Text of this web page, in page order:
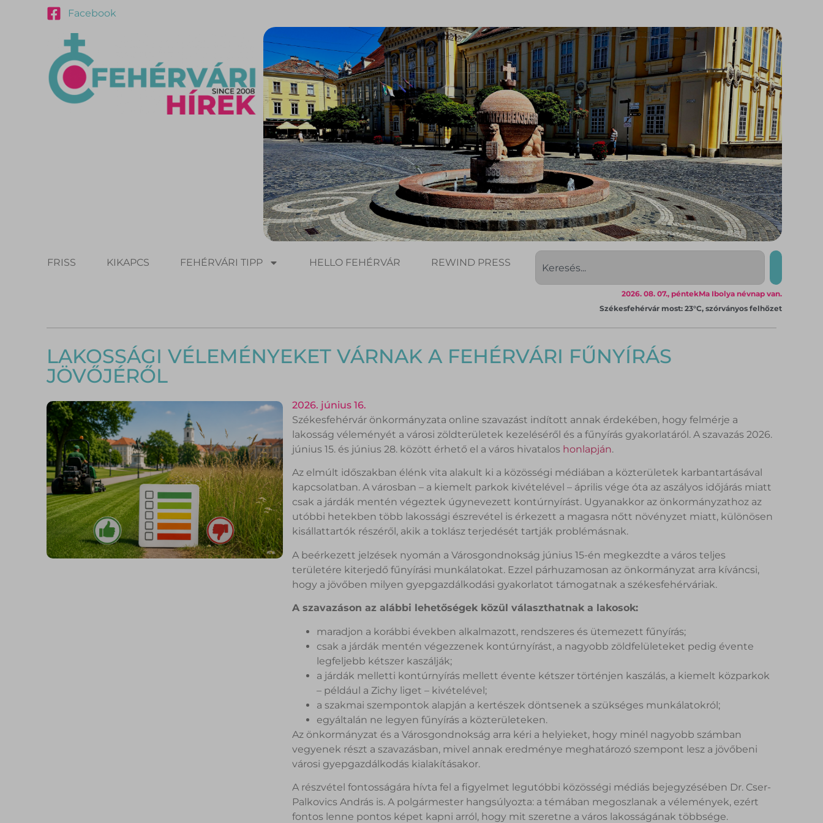
Facebook
FRISS KIKAPCS FEHÉRVÁRI TIPP HELLO FEHÉRVÁR REWIND PRESS
Ma Ibolya névnap van.
2026. 08. 07., péntek
Székesfehérvár most: 23°C, szórványos felhőzet
LAKOSSÁGI VÉLEMÉNYEKET VÁRNAK A FEHÉRVÁRI FŰNYÍRÁS
JÖVŐJÉRŐL
2026. június 16.
Székesfehérvár önkormányzata online szavazást indított annak érdekében, hogy felmérje a
lakosság véleményét a városi zöldterületek kezeléséről és a fűnyírás gyakorlatáról. A szavazás 2026.
június 15. és június 28. között érhető el a város hivatalos honlapján.
Az elmúlt időszakban élénk vita alakult ki a közösségi médiában a közterületek karbantartásával
kapcsolatban. A városban – a kiemelt parkok kivételével – április vége óta az aszályos időjárás miatt
csak a járdák mentén végeztek úgynevezett kontúrnyírást. Ugyanakkor az önkormányzathoz az
utóbbi hetekben több lakossági észrevétel is érkezett a magasra nőtt növényzet miatt, különösen
kisállattartók részéről, akik a toklász terjedését tartják problémásnak.
A beérkezett jelzések nyomán a Városgondnokság június 15-én megkezdte a város teljes
területére kiterjedő fűnyírási munkálatokat. Ezzel párhuzamosan az önkormányzat arra kíváncsi,
hogy a jövőben milyen gyepgazdálkodási gyakorlatot támogatnak a székesfehérváriak.
A szavazáson az alábbi lehetőségek közül választhatnak a lakosok:
maradjon a korábbi években alkalmazott, rendszeres és ütemezett fűnyírás;
csak a járdák mentén végezzenek kontúrnyírást, a nagyobb zöldfelületeket pedig évente
legfeljebb kétszer kaszálják;
a járdák melletti kontúrnyírás mellett évente kétszer történjen kaszálás, a kiemelt közparkok
– például a Zichy liget – kivételével;
a szakmai szempontok alapján a kertészek döntsenek a szükséges munkálatokról;
egyáltalán ne legyen fűnyírás a közterületeken.
Az önkormányzat és a Városgondnokság arra kéri a helyieket, hogy minél nagyobb számban
vegyenek részt a szavazásban, mivel annak eredménye meghatározó szempont lesz a jövőbeni
városi gyepgazdálkodás kialakításakor.
A részvétel fontosságára hívta fel a figyelmet legutóbbi közösségi médiás bejegyzésében Dr. Cser-
Palkovics András is. A polgármester hangsúlyozta: a témában megoszlanak a vélemények, ezért
fontos lenne pontos képet kapni arról, hogy mit szeretne a város lakosságának többsége.